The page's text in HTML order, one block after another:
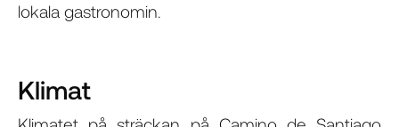
lokala gastronomin.
Klimat